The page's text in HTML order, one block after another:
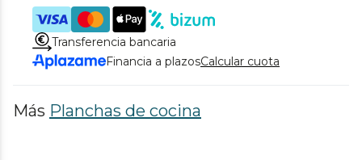
Transferencia bancaria
Financia a plazosCalcular cuota
Más Planchas de cocina